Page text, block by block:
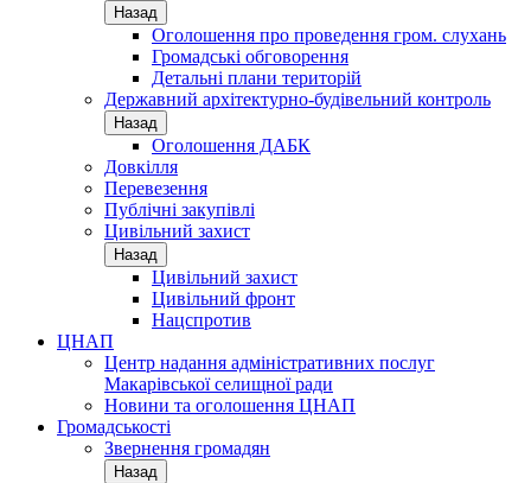
Назад
Оголошення про проведення гром. слухань
Громадські обговорення
Детальні плани територій
Державний архітектурно-будівельний контроль
Назад
Оголошення ДАБК
Довкілля
Перевезення
Публічні закупівлі
Цивільний захист
Назад
Цивільний захист
Цивільний фронт
Нацспротив
ЦНАП
Центр надання адміністративних послуг
Макарівської селищної ради
Новини та оголошення ЦНАП
Громадськості
Звернення громадян
Назад